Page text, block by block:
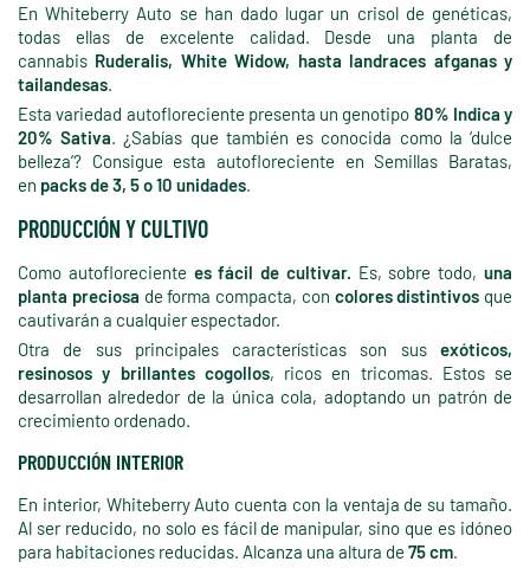
En Whiteberry Auto se han dado lugar un crisol de genéticas,
todas ellas de excelente calidad. Desde una planta de
cannabis Ruderalis, White Widow, hasta landraces afganas y
tailandesas.
Esta variedad autofloreciente presenta un genotipo 80% Indica y
20% Sativa. ¿Sabías que también es conocida como la ‘dulce
belleza’? Consigue esta autofloreciente en Semillas Baratas,
en packs de 3, 5 o 10 unidades.
PRODUCCIÓN Y CULTIVO
Como autofloreciente es fácil de cultivar. Es, sobre todo,una
planta preciosa de forma compacta, con colores distintivos que
cautivarán a cualquier espectador.
Otra de sus principales características son sus exóticos,
resinosos y brillantes cogollos, ricos en tricomas. Estos se
desarrollan alrededor de la única cola, adoptando un patrón de
crecimiento ordenado.
PRODUCCIÓN INTERIOR
En interior, Whiteberry Auto cuenta con la ventaja de su tamaño.
Al ser reducido, no solo es fácil de manipular, sino que es idóneo
para habitaciones reducidas. Alcanza una altura de 75 cm.